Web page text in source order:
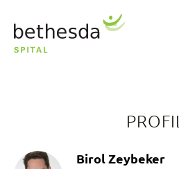
PROFIL
Birol Zeybeker